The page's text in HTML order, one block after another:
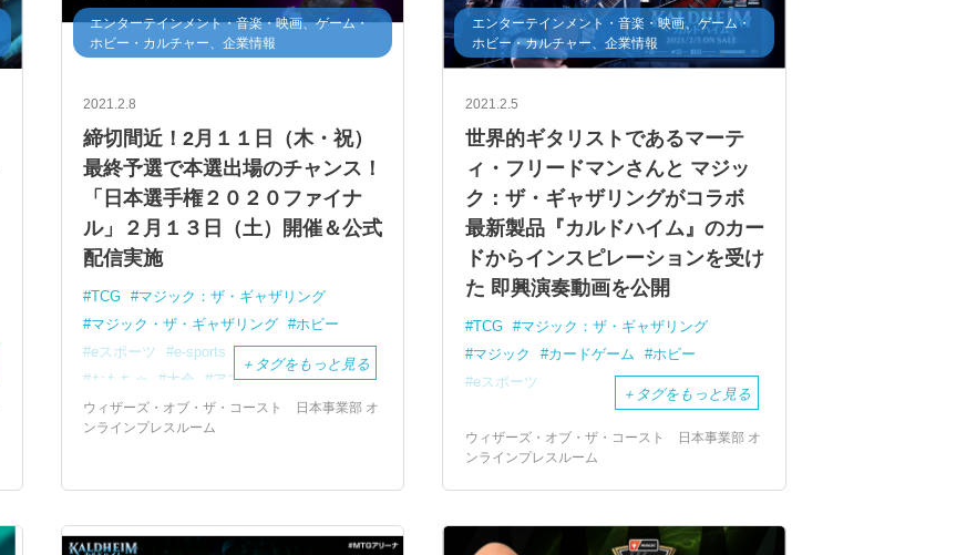
エンターテインメント・音楽・映画、ゲーム・
ホビー・カルチャー、企業情報
2021.2.8
締切間近！2月１１日（木・祝）
最終予選で本選出場のチャンス！
「日本選手権２０２０ファイナ
ル」２月１３日（土）開催＆公式
配信実施
TCG
マジック：ザ・ギャザリング
マジック・ザ・ギャザリング
ホビー
eスポーツ
e-sports
カードゲーム
おもちゃ
大会 アプリ
＋ タグをもっと見る
ウィザーズ・オブ・ザ・コースト 日本事業部 オ
ンラインプレスルーム
エンターテインメント・音楽・映画、ゲーム・
ホビー・カルチャー、企業情報
2021.2.5
世界的ギタリストであるマーテ
ィ・フリードマンさんと マジッ
ク：ザ・ギャザリングがコラボ
最新製品『カルドハイム』のカー
ドからインスピレーションを受け
た 即興演奏動画を公開
TCG
マジック：ザ・ギャザリング
マジック
カードゲーム
ホビー
eスポーツ
＋ タグをもっと見る
ウィザーズ・オブ・ザ・コースト 日本事業部 オ
ンラインプレスルーム